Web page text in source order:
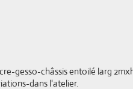
gesso-châssis entoilé larg
dans l'atelier.